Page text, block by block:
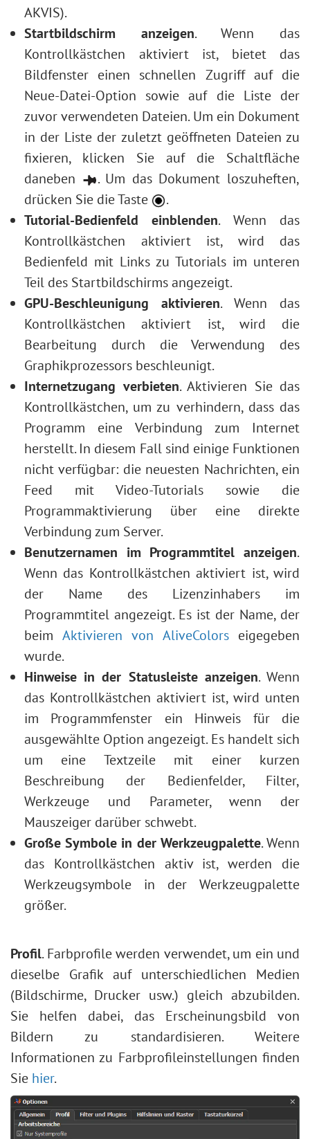
AKVIS).
Startbildschirm anzeigen. Wenn das
Kontrollkästchen aktiviert ist, bietet das
Bildfenster einen schnellen Zugriff auf die
Neue-Datei-Option sowie auf die Liste der
zuvor verwendeten Dateien. Um ein Dokument
in der Liste der zuletzt geöffneten Dateien zu
fixieren, klicken Sie auf die Schaltfläche
daneben
. Um das Dokument loszuheften,
drücken Sie die Taste
.
Tutorial-Bedienfeld einblenden. Wenn das
Kontrollkästchen aktiviert ist, wird das
Bedienfeld mit Links zu Tutorials im unteren
Teil des Startbildschirms angezeigt.
GPU-Beschleunigung aktivieren. Wenn das
Kontrollkästchen aktiviert ist, wird die
Bearbeitung durch die Verwendung des
Graphikprozessors beschleunigt.
Internetzugang verbieten. Aktivieren Sie das
Kontrollkästchen, um zu verhindern, dass das
Programm eine Verbindung zum Internet
herstellt. In diesem Fall sind einige Funktionen
nicht verfügbar: die neuesten Nachrichten, ein
Feed mit Video-Tutorials sowie die
Programmaktivierung über eine direkte
Verbindung zum Server.
Benutzernamen im Programmtitel anzeigen.
Wenn das Kontrollkästchen aktiviert ist, wird
der Name des Lizenzinhabers im
Programmtitel angezeigt. Es ist der Name, der
beim Aktivieren von AliveColorseigegeben
wurde.
Hinweise in der Statusleiste anzeigen. Wenn
das Kontrollkästchen aktiviert ist, wird unten
im Programmfenster ein Hinweis für die
ausgewählte Option angezeigt. Es handelt sich
um eine Textzeile mit einer kurzen
Beschreibung der Bedienfelder, Filter,
Werkzeuge und Parameter, wenn der
Mauszeiger darüber schwebt.
Große Symbole in der Werkzeugpalette. Wenn
das Kontrollkästchen aktiv ist, werden die
Werkzeugsymbole in der Werkzeugpalette
größer.
Profil. Farbprofile werden verwendet, um ein und
dieselbe Grafik auf unterschiedlichen Medien
(Bildschirme, Drucker usw.) gleich abzubilden.
Sie helfen dabei, das Erscheinungsbild von
Bildern zu standardisieren. Weitere
Informationen zu Farbprofileinstellungen finden
Sie hier.